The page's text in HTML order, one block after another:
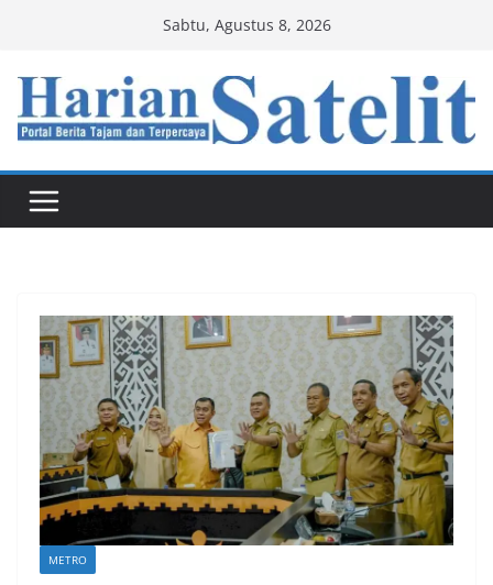
content
Sabtu, Agustus 8, 2026
METRO